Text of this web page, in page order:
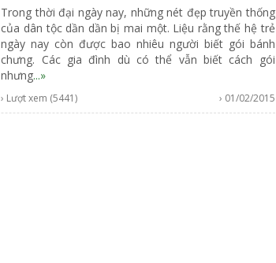
Trong thời đại ngày nay, những nét đẹp truyền thống
của dân tộc dần dần bị mai một. Liệu rằng thế hệ trẻ
ngày nay còn được bao nhiêu người biết gói bánh
chưng. Các gia đình dù có thể vẫn biết cách gói
nhưng...»
› Lượt xem (5441) › 01/02/2015